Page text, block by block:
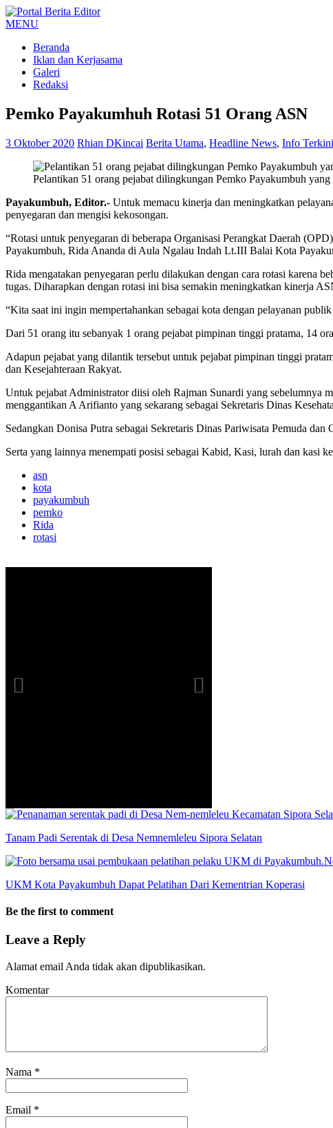
MENU
Beranda
Iklan dan Kerjasama
Galeri
Redaksi
Pemko Payakumhuh Rotasi 51 Orang ASN
3 Oktober 2020 Rhian DKincai Berita Utama, Headline News, Info Terkini
Pelantikan 51 orang pejabat dilingkungan Pemko Payakumbuh yang
Payakumbuh, Editor.- Untuk memacu kinerja dan meningkatkan
penyegaran dan mengisi kekosongan.
“Rotasi untuk penyegaran di beberapa Organisasi Perangkat Daerah
Payakumbuh, Rida Ananda di Aula Ngalau Indah Lt.III Balai Kota
Rida mengatakan penyegaran perlu dilakukan dengan cara rotasi karena
tugas. Diharapkan dengan rotasi ini bisa semakin meningkatkan kinerja
“Kita saat ini ingin mempertahankan sebagai kota dengan pelayanan
Dari 51 orang itu sebanyak 1 orang pejabat pimpinan tinggi pratama, 14
Adapun pejabat yang dilantik tersebut untuk pejabat pimpinan tinggi
dan Kesejahteraan Rakyat.
Untuk pejabat Administrator diisi oleh Rajman Sunardi yang sebelumnya
menggantikan A Arifianto yang sekarang sebagai Sekretaris Dinas
Sedangkan Donisa Putra sebagai Sekretaris Dinas Pariwisata Pemuda
Serta yang lainnya menempati posisi sebagai Kabid, Kasi, lurah dan kasi
asn
kota
payakumbuh
pemko
Rida
rotasi
info heading
Tanam Padi Serentak di Desa Nemnemleleu Sipora Selatan
UKM Kota Payakumbuh Dapat Pelatihan Dari Kementrian Koperasi
Be the first to comment
Leave a Reply
Alamat email Anda tidak akan dipublikasikan.
Komentar
Nama *
Email *